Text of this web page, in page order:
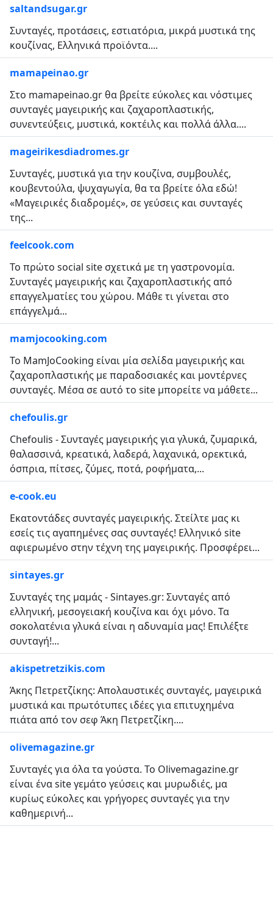
saltandsugar.gr
Συνταγές, προτάσεις, εστιατόρια, μικρά μυστικά της
κουζίνας, Ελληνικά προϊόντα....
mamapeinao.gr
Στο mamapeinao.gr θα βρείτε εύκολες και νόστιμες
συνταγές μαγειρικής και ζαχαροπλαστικής,
συνεντεύξεις, μυστικά, κοκτέιλς και πολλά άλλα....
mageirikesdiadromes.gr
Συνταγές, μυστικά για την κουζίνα, συμβουλές,
κουβεντούλα, ψυχαγωγία, θα τα βρείτε όλα εδώ!
«Μαγειρικές διαδρομές», σε γεύσεις και συνταγές
της...
feelcook.com
Το πρώτο social site σχετικά με τη γαστρονομία.
Συνταγές μαγειρικής και ζαχαροπλαστικής από
επαγγελματίες του χώρου. Μάθε τι γίνεται στο
επάγγελμά...
mamjocooking.com
Το MamJoCooking είναι μία σελίδα μαγειρικής και
ζαχαροπλαστικής με παραδοσιακές και μοντέρνες
συνταγές. Μέσα σε αυτό το site μπορείτε να μάθετε...
chefoulis.gr
Chefoulis - Συνταγές μαγειρικής για γλυκά, ζυμαρικά,
θαλασσινά, κρεατικά, λαδερά, λαχανικά, ορεκτικά,
όσπρια, πίτσες, ζύμες, ποτά, ροφήματα,...
e-cook.eu
Εκατοντάδες συνταγές μαγειρικής. Στείλτε μας κι
εσείς τις αγαπημένες σας συνταγές! Ελληνικό site
αφιερωμένο στην τέχνη της μαγειρικής. Προσφέρει...
sintayes.gr
Συνταγές της μαμάς - Sintayes.gr: Συνταγές από
ελληνική, μεσογειακή κουζίνα και όχι μόνο. Τα
σοκολατένια γλυκά είναι η αδυναμία μας! Επιλέξτε
συνταγή!...
akispetretzikis.com
Άκης Πετρετζίκης: Απολαυστικές συνταγές, μαγειρικά
μυστικά και πρωτότυπες ιδέες για επιτυχημένα
πιάτα από τον σεφ Άκη Πετρετζίκη....
olivemagazine.gr
Συνταγές για όλα τα γούστα. To Olivemagazine.gr
είναι ένα site γεμάτο γεύσεις και μυρωδιές, μα
κυρίως εύκολες και γρήγορες συνταγές για την
καθημερινή...